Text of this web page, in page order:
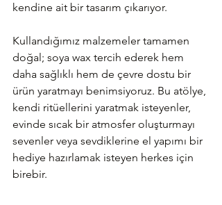
kendine ait bir tasarım çıkarıyor.
Kullandığımız malzemeler tamamen
doğal; soya wax tercih ederek hem
daha sağlıklı hem de çevre dostu bir
ürün yaratmayı benimsiyoruz. Bu atölye,
kendi ritüellerini yaratmak isteyenler,
evinde sıcak bir atmosfer oluşturmayı
sevenler veya sevdiklerine el yapımı bir
hediye hazırlamak isteyen herkes için
birebir.